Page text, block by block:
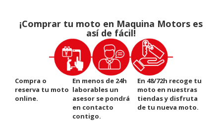
¡Comprar tu moto en Maquina Motors es
así de fácil!
Compra o
reserva tu moto
online.
En menos de 24h
laborables un
asesor se pondrá
en contacto
contigo.
En 48/72h recoge tu
moto en nuestras
tiendas y disfruta
de tu nueva moto.